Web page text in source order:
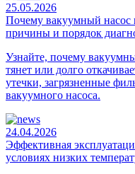
25.05.2026
Почему вакуумный насос
причины и порядок
Узнайте, почему
тянет или долго
утечки, загрязненные
вакуумного насоса.
24.04.2026
Эффективная
условиях низких